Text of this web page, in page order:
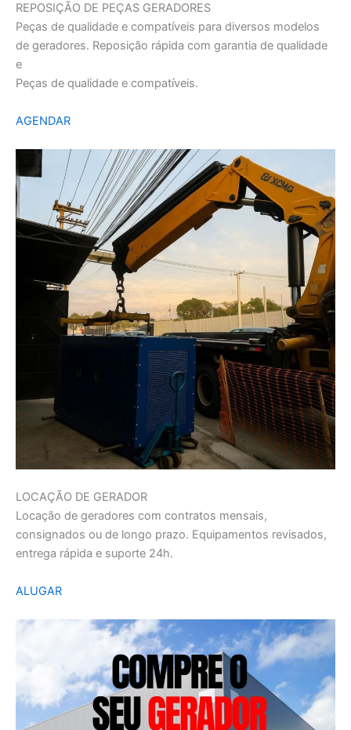
REPOSIÇÃO DE PEÇAS GERADORES
Peças de qualidade e compatíveis para diversos modelos
de geradores. Reposição rápida com garantia de qualidade
e
Peças de qualidade e compatíveis.
AGENDAR
LOCAÇÃO DE GERADOR
Locação de geradores com contratos mensais,
consignados ou de longo prazo. Equipamentos revisados,
entrega rápida e suporte 24h.
ALUGAR